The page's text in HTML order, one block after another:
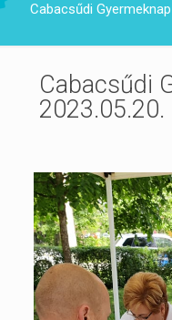
Cabacsűdi
Cabacsűdi
2023.05.20.